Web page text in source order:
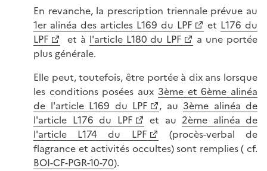
En revanche, la prescription triennale prévue au
1er alinéa des articles L169 du LPF
et L176 du
LPF
et à l'article L180 du LPF
a une portée
plus générale.
Elle peut, toutefois, être portée à dix ans lorsque
les conditions posées aux 3ème et 6ème alinéa
de l'article L169 du LPF
, au 3ème alinéa de
l'article L176 du LPF
et au 2ème alinéa de
l'article L174 du LPF
(procès-verbal de
flagrance et activités occultes) sont remplies ( cf.
BOI-CF-PGR-10-70).